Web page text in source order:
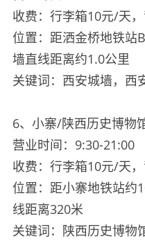
收费：行李箱10元/天
位置：距洒金桥地铁站
墙直线距离约1.0公里
关键词：西安城墙，西
6、小寨/陕西历史博物
营业时间：9:30-21:00
收费：行李箱10元/天
位置：距小寨地铁站约
线距离320米
关键词：陕西历史博物